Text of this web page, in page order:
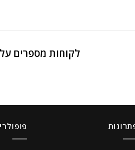
לקוחות מספרים
פופולרי